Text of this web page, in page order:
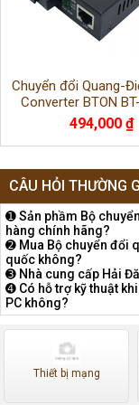
Chuyển đổi Quang-
Converter BTON
494,000 ₫
CÂU HỎI THƯỜNG
➊ Sản phầm Bộ
hàng chính hãng?
➋ Mua Bộ chuyển đổi
quốc không?
➌ Nhà cung cấp Hải
➍ Có hỗ trợ kỹ thuật
PC không?
Thiết bị mạng